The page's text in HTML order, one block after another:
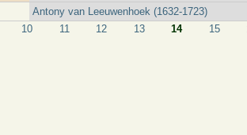
Antony van Leeuwenhoek (1632-1723)
10 11 12 13 14 15